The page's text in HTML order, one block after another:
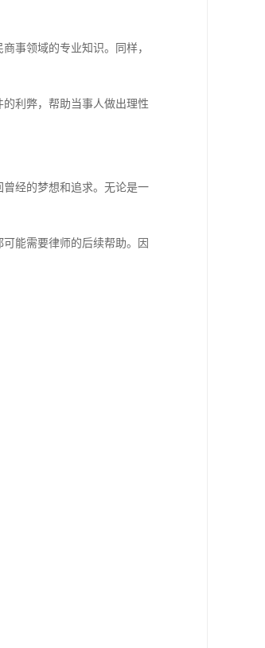
事领域的专业知识。同样，
利弊，帮助当事人做出理性
经的梦想和追求。无论是一
能需要律师的后续帮助。因